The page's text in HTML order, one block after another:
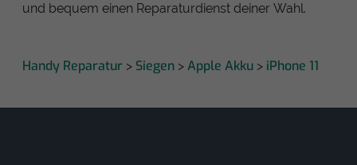
und bequem einen Reparaturdienst deiner Wahl.
Handy Reparatur > Siegen > Apple Akku > iPhone 11